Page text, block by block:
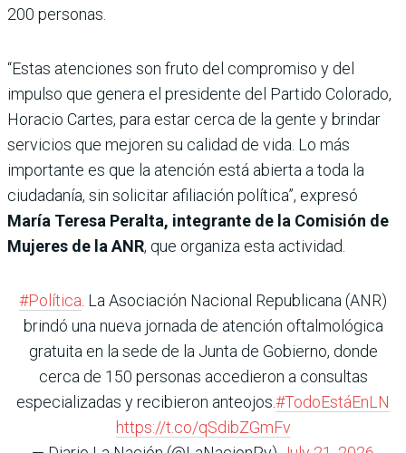
200 personas.
“Estas atenciones son fruto del compromiso y del
impulso que genera el presidente del Partido Colorado,
Horacio Cartes, para estar cerca de la gente y brindar
servicios que mejoren su calidad de vida. Lo más
importante es que la atención está abierta a toda la
ciudadanía, sin solicitar afiliación política”, expresó
María Teresa Peralta, integrante de la Comisión de
Mujeres de la ANR, que organiza esta actividad.
#Política . La Asociación Nacional Republicana (ANR)
brindó una nueva jornada de atención oftalmológica
gratuita en la sede de la Junta de Gobierno, donde
cerca de 150 personas accedieron a consultas
especializadas y recibieron anteojos.#TodoEstáEnLN
https://t.co/qSdibZGmFv